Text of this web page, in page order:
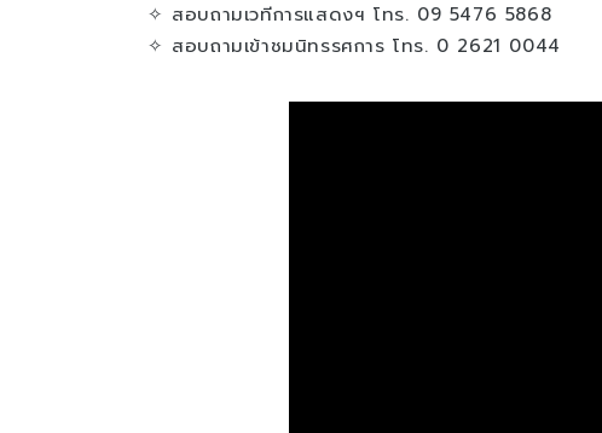
✧ สอบถามเวทีการแสดงฯ โทร. 09 5476 5868
✧ สอบถามเข้าชมนิทรรศการ โทร. 0 2621 0044